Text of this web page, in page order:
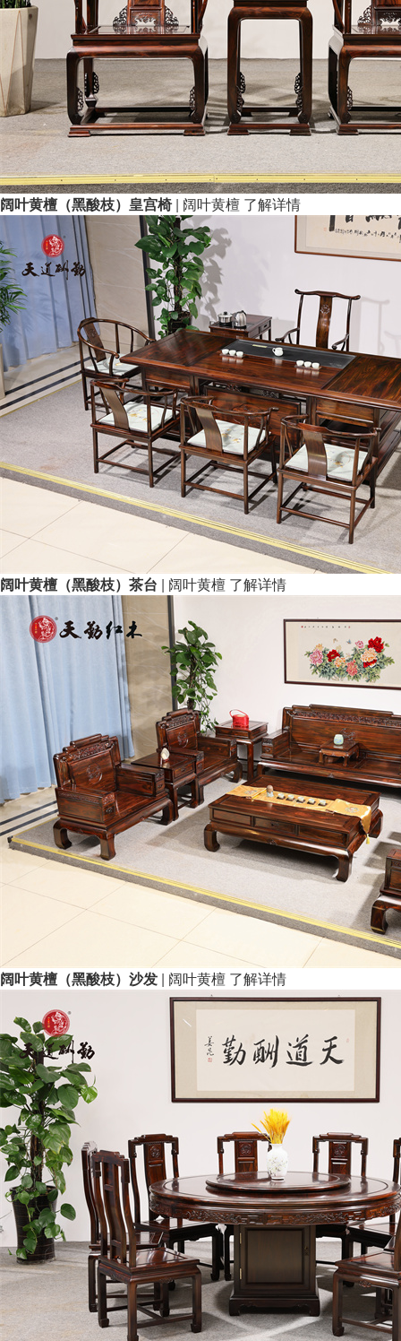
阔叶黄檀（黑酸枝）皇宫椅| 阔叶黄檀 了解详情
阔叶黄檀（黑酸枝）茶台 | 阔叶黄檀 了解详情
阔叶黄檀（黑酸枝）沙发 | 阔叶黄檀 了解详情